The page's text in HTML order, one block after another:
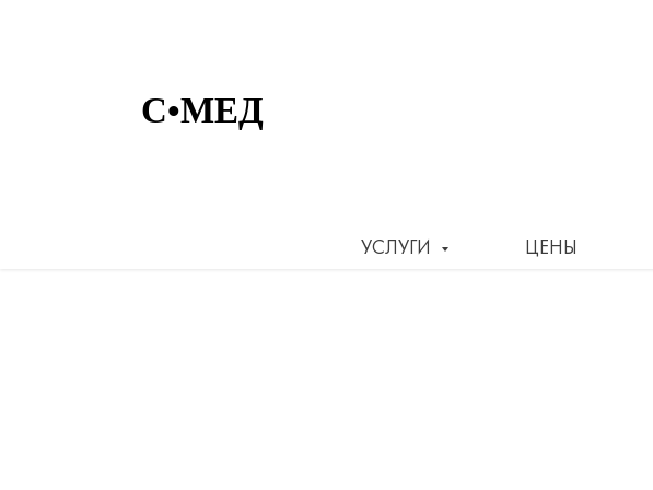
УСЛУГИ ЦЕНЫ